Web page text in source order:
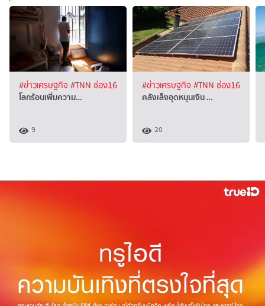
#ข่าวเศรษฐกิจ #TNN ช่อง16
โลกร้อนเพิ่มความ…
9
#ข่าวเศรษฐกิจ #TNN ช่อง16
คลังเล็งอุดหนุนเงิน …
20